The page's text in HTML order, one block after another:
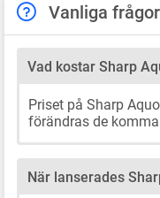
Vanliga frågor
Vad kostar Sharp
Priset på Sharp
förändras de
När lanserades